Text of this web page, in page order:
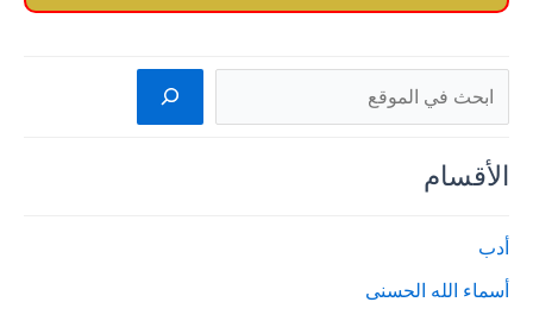
البحث
الأقسام
أدب
أسماء الله الحسنى